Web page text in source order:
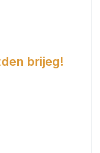
brijeg!